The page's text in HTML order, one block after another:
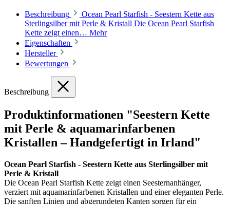
Beschreibung
Ocean Pearl Starfish - Seestern Kette aus
Sterlingsilber mit Perle & Kristall Die Ocean Pearl Starfish
Kette zeigt einen… Mehr
Eigenschaften
Hersteller
Bewertungen
Beschreibung
Produktinformationen "Seestern Kette
mit Perle & aquamarinfarbenen
Kristallen – Handgefertigt in Irland"
Ocean Pearl Starfish - Seestern Kette aus Sterlingsilber mit
Perle & Kristall
Die Ocean Pearl Starfish Kette zeigt einen Seesternanhänger,
verziert mit aquamarinfarbenen Kristallen und einer eleganten Perle.
Die sanften Linien und abgerundeten Kanten sorgen für ein